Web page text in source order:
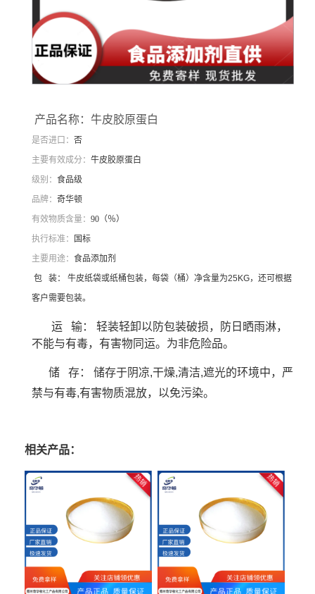
产品名称：牛皮胶原蛋白
是否进口： 否
主要有效成分： 牛皮胶原蛋白
级别： 食品级
品牌： 奇华顿
有效物质含量： 90 （％）
执行标准：
国标
主要用途： 食品添加剂
包 装： 牛皮纸袋或纸桶包装，每袋（桶）净含量为25KG，还可根据
客户需要包装。
运 输： 轻装轻卸以防包装破损，防日晒雨淋，
不能与有毒，有害物同运。为非危险品。
储 存： 储存于阴凉,干燥,清洁,遮光的环境中，严
禁与有毒,有害物质混放，以免污染。
相关产品：